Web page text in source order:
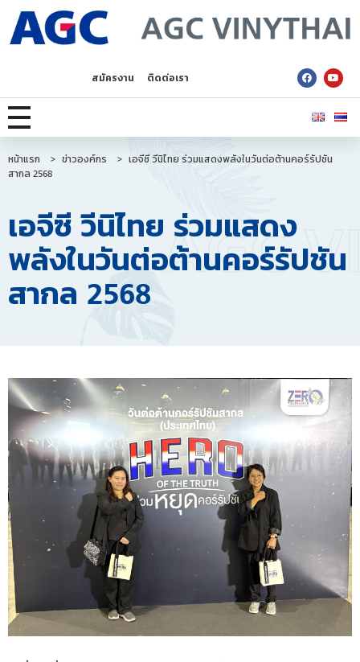
สมัครงาน ติดต่อเรา
หน้าแรก > ข่าวองค์กร >
เอจีซี วีนิไทย ร่วมแสดงพลังในวันต่อต้านคอร์รัปชัน
สากล 2568
เอจีซี วีนิไทย ร่วมแสดง
พลังในวันต่อต้านคอร์รัปชัน
สากล 2568